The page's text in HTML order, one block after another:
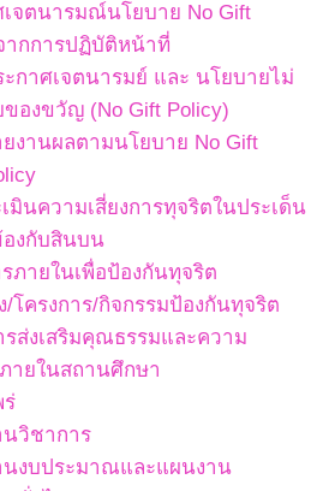
เจตนารมณ์นโยบาย No Gift
ากการปฏิบัติหน้าที่
ะกาศเจตนารมย์ และ นโยบายไม่
ของขวัญ (No Gift Policy)
ยงานผลตามนโยบาย No Gift
มินความเสี่ยงการทุจริตในประเด็น
องกับสินบน
ภายในเพื่อป้องกันทุจริต
/โครงการ/กิจกรรมป้องกันทุจริต
รส่งเสริมคุณธรรมและความ
ายในสถานศึกษา
ร่
นวิชาการ
นงบประมาณและแผนงาน